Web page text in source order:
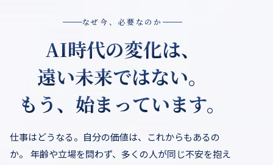
なぜ今、必要なのか
AI時代の変化は、
遠い未来ではない。
もう、始まっています。
仕事はどうなる。自分の価値は、これからもあるの
か。
年齢や立場を問わず、多くの人が同じ不安を抱え